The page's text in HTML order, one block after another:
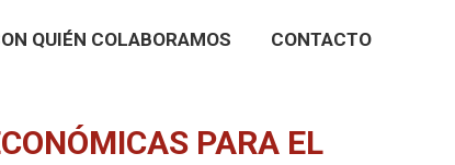
QUIÉN COLABORAMOS CONTACTO
PARA EL